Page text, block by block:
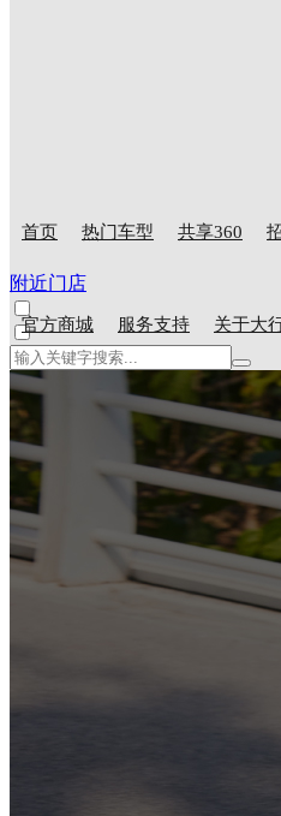
首页 热门车型 共享360
官方商城 服务支持 关于大
附近门店